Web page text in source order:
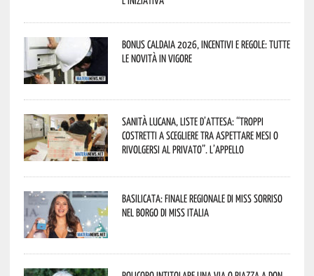
Bonus caldaia 2026, incentivi e regole: tutte
le novità in vigore
Sanità lucana, liste d’attesa: “Troppi
costretti a scegliere tra aspettare mesi o
rivolgersi al privato”. L’appello
Basilicata: finale regionale di Miss Sorriso
nel borgo di Miss Italia